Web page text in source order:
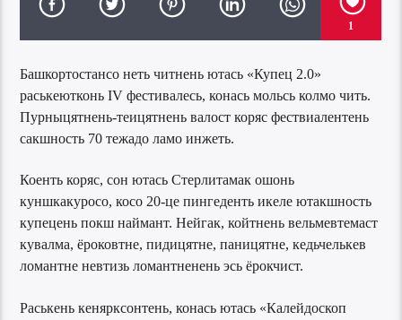
1
Башкортостансо неть читнень ютась «Купец 2.0»
раськеютконь IV фестивалесь, конась мольсь колмо чить.
Пурныцятнень-теицятнень валост коряс фествиалентень
сакшность 70 тежадо ламо инжеть.
Коенть коряс, сон ютась Стерлитамак ошонь
куншкакуросо, косо 20-це пингеденть икеле ютакшность
купецень покш наймант. Нейгак, койтнень вельмевтемаст
кувалма, ёроковтне, пидицятне, паницятне, кедьчелькев
ломантне невтизь ломантненень эсь ёрокчист.
Раськень кенярксонтень, конась ютась «Калейдоскоп